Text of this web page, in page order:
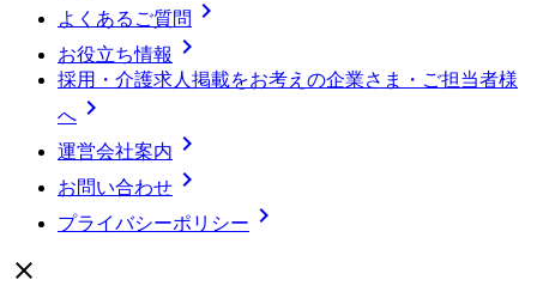
よくあるご質問 
お役立ち情報 
採用・介護求人掲載をお考えの企業さま・ご担当者様
へ 
運営会社案内 
お問い合わせ 
プライバシーポリシー 
